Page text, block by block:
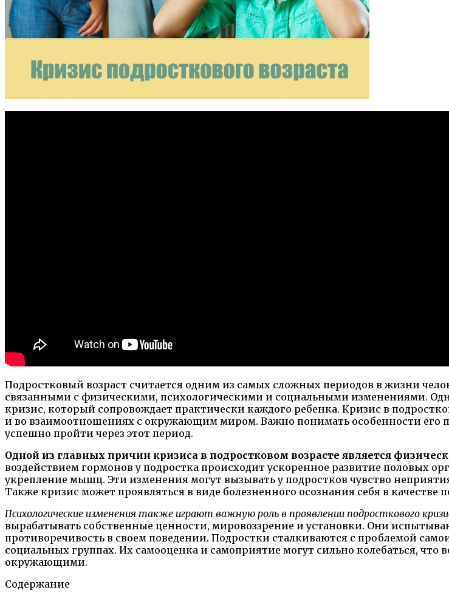
Подростковый возраст считается одним из самых сложных периодов в жизни
связанными с физическими, психологическими и социальными изменениями.
кризис, который сопровождает практически каждого ребенка. Кризис в
и во взаимоотношениях с окружающим миром. Важно понимать особенности его
успешно пройти через этот период.
Одной из главных причин кризиса в подростковом возрасте является
воздействием гормонов у подростка происходит ускоренное развитие половых
укрепление мышц. Эти изменения могут вызывать у подростков чувство
Также кризис может проявляться в виде болезненного осознания себя в
Психологические изменения также играют важную роль в проявлении подросткового
вырабатывать собственные ценности, мировоззрение и установки. Они
противоречивость в своем поведении. Подростки сталкиваются с проблемой
социальных группах. Их самооценка и самоприятие могут сильно колебаться,
окружающими.
Содержание